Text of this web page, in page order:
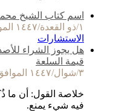
اسم كتاب الشيخ
١/ذو القعدة/١٤٤٧ الموافق ١٨/أبريل/٢٠٢٦
الاستشارات
هل يجوز الشراء
قيمة السلعة
٣/شوال/١٤٤٧ الموافق ٢٢/مارس/٢٠٢٦
خلاصة القول: أن ما
فيه شيء يمنع.